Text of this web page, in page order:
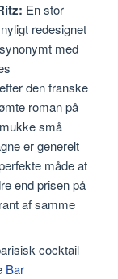
En stor
redesignet
med
efter den franske
roman på
små
er generelt
måde at
end prisen på
af samme
cocktail
Bar